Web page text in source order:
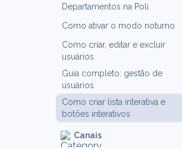
Departamentos na Poli
Como ativar o modo noturno
Como criar, editar e excluir
usuários
Guia completo: gestão de
usuários
Como criar lista interativa e
botões interativos
Canais